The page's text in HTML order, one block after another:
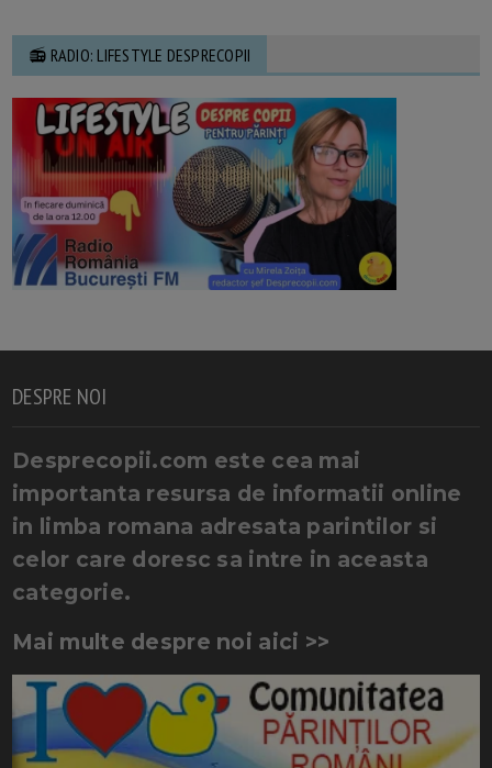
📻 RADIO: LIFESTYLE DESPRECOPII
DESPRE NOI
Desprecopii.com este cea mai
importanta resursa de informatii online
in limba romana adresata parintilor si
celor care doresc sa intre in aceasta
categorie.
Mai multe despre noi aici >>